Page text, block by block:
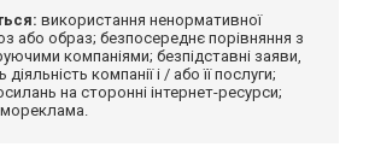
використання ненормативної
або образ; безпосереднє порівняння з
компаніями; безпідставні заяви,
компанії і / або її послуги;
на сторонні інтернет-ресурси;